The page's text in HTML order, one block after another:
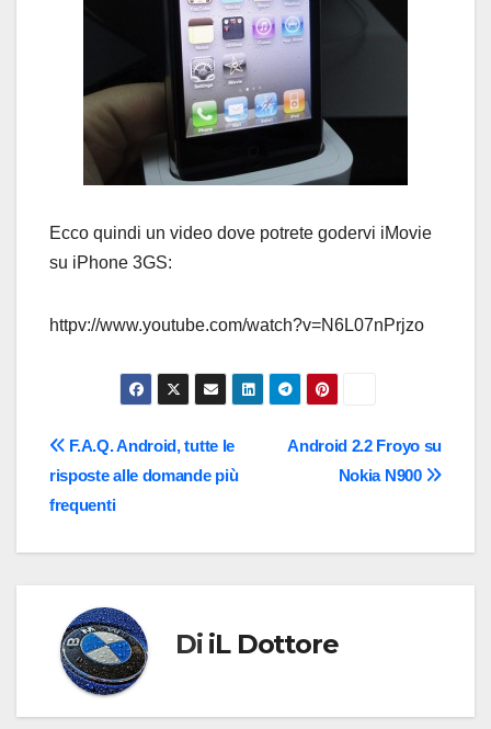
Ecco quindi un video dove potrete godervi iMovie
su iPhone 3GS:
httpv://www.youtube.com/watch?v=N6L07nPrjzo
Navigazione
articoli
Android 2.2 Froyo su
Nokia N900
F.A.Q. Android, tutte le
risposte alle domande più
frequenti
Di iL Dottore